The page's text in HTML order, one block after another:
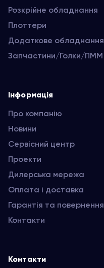
Розкрійне обладнання
Плоттери
Додаткове обладнання
Запчастини/Голки/ПММ
Інформація
Про компанію
Новини
Сервісний центр
Проекти
Дилерська мережа
Оплата і доставка
Гарантія та повернення
Контакти
Контакти